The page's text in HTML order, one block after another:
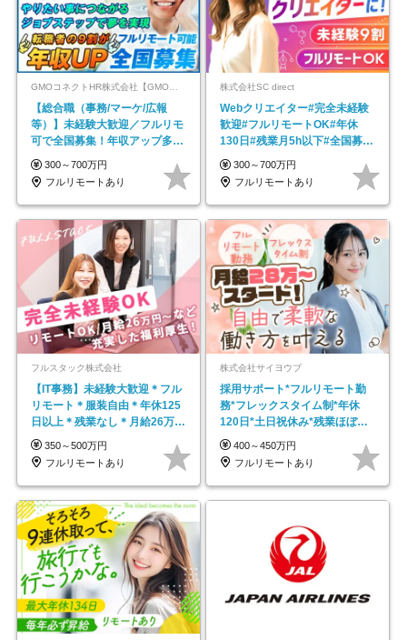
GMOコネクトHR株式会社【GMOインターネットグループ】
【総合職（事務/マーケ/広報
等）】未経験大歓迎／フルリモ
可で全国募集！年収アップ多数
★年休最大130日★
300～700万円
フルリモートあり
株式会社SC direct
Webクリエイター#完全未経験
歓迎#フルリモートOK#年休
130日#残業月5h以下#全国募集
#最大1年の研修
300～700万円
フルリモートあり
フルスタック株式会社
【IT事務】未経験大歓迎＊フル
リモート＊服装自由＊年休125
日以上＊残業なし＊月給26万円
以上
350～500万円
フルリモートあり
株式会社サイヨウブ
採用サポート*フルリモート勤
務*フレックスタイム制*年休
120日*土日祝休み*残業ほぼな
し*育児中社員8割以上
400～450万円
フルリモートあり